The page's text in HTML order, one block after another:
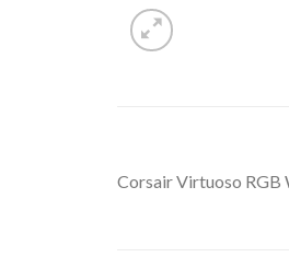
Corsair Virtuoso RGB